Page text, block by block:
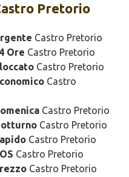
Pretorio
Castro Pretorio
Ore Castro Pretorio
Castro Pretorio
Castro
Castro Pretorio
Castro Pretorio
Castro Pretorio
Castro Pretorio
Castro Pretorio